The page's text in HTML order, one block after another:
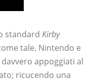
standard Kirby
tale. Nintendo e
appoggiati al
ricucendo una